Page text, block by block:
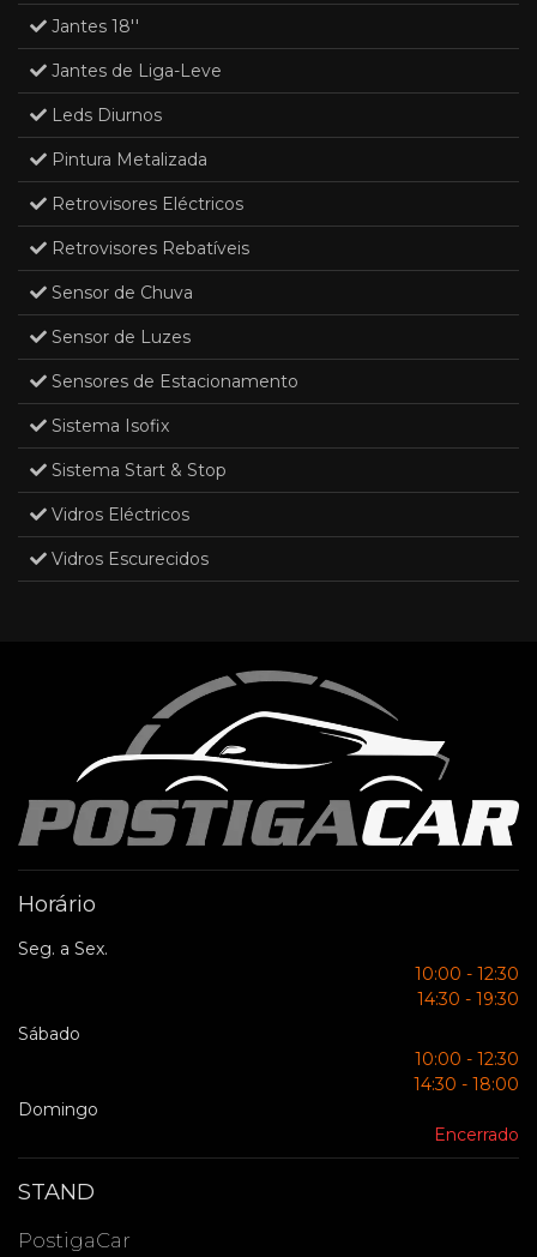
Jantes 18''
Jantes de Liga-Leve
Leds Diurnos
Pintura Metalizada
Retrovisores Eléctricos
Retrovisores Rebatíveis
Sensor de Chuva
Sensor de Luzes
Sensores de Estacionamento
Sistema Isofix
Sistema Start & Stop
Vidros Eléctricos
Vidros Escurecidos
Horário
Seg. a Sex.
10:00 - 12:30
14:30 - 19:30
Sábado
10:00 - 12:30
14:30 - 18:00
Domingo
Encerrado
STAND
PostigaCar